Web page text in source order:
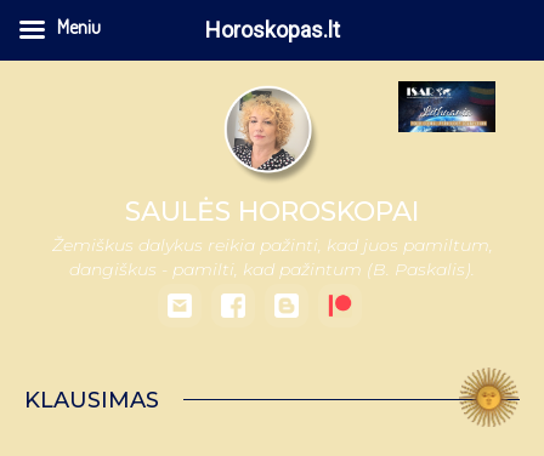
SAULĖS HOROSKOPAI
Žemiškus dalykus reikia pažinti, kad juos pamiltum,
dangiškus - pamilti, kad pažintum (B. Paskalis).
KLAUSIMAS
Meniu Horoskopas.lt